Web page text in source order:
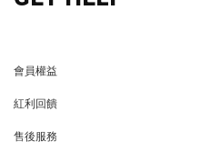
會員權益
紅利回饋
售後服務